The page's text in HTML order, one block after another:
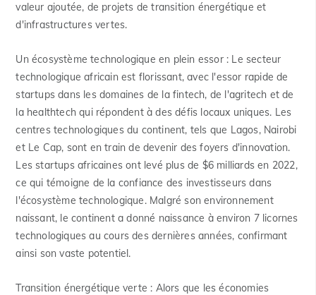
valeur ajoutée, de projets de transition énergétique et
d'infrastructures vertes.
Un écosystème technologique en plein essor : Le secteur
technologique africain est florissant, avec l'essor rapide de
startups dans les domaines de la fintech, de l'agritech et de
la healthtech qui répondent à des défis locaux uniques. Les
centres technologiques du continent, tels que Lagos, Nairobi
et Le Cap, sont en train de devenir des foyers d'innovation.
Les startups africaines ont levé plus de $6 milliards en 2022,
ce qui témoigne de la confiance des investisseurs dans
l'écosystème technologique. Malgré son environnement
naissant, le continent a donné naissance à environ 7 licornes
technologiques au cours des dernières années, confirmant
ainsi son vaste potentiel.
Transition énergétique verte : Alors que les économies